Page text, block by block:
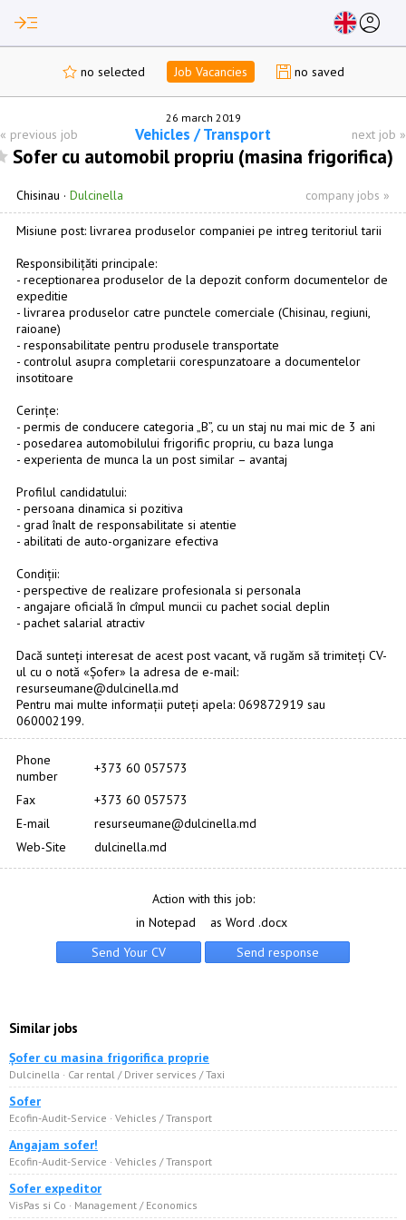
read_more account_circle
no selected Job Vacancies no saved
26 march 2019
« previous job Vehicles / Transport next job »
Sofer cu automobil propriu (masina frigorifica)
Chisinau · Dulcinella company jobs »
Misiune post: livrarea produselor companiei pe intreg teritoriul tarii
Responsibilițăti principale:
- receptionarea produselor de la depozit conform documentelor de
expeditie
- livrarea produselor catre punctele comerciale (Chisinau, regiuni,
raioane)
- responsabilitate pentru produsele transportate
- controlul asupra completarii corespunzatoare a documentelor
insotitoare
Cerințe:
- permis de conducere categoria „B”, cu un staj nu mai mic de 3 ani
- posedarea automobilului frigorific propriu, cu baza lunga
- experienta de munca la un post similar – avantaj
Profilul candidatului:
- persoana dinamica si pozitiva
- grad înalt de responsabilitate si atentie
- abilitati de auto-organizare efectiva
Condiții:
- perspective de realizare profesionala si personala
- angajare oficială în cîmpul muncii cu pachet social deplin
- pachet salarial atractiv
Dacă sunteți interesat de acest post vacant, vă rugăm să trimiteți CV-
ul cu o notă «Șofer» la adresa de e-mail:
resurseumane@dulcinella.md
Pentru mai multe informații puteți apela: 069872919 sau
060002199.
Phone
number
+373 60 057573
Fax
+373 60 057573
E-mail
resurseumane@dulcinella.md
Web-Site
dulcinella.md
Action with this job:
in Notepad
as Word .docx
Similar jobs
Șofer cu masina frigorifica proprie
Dulcinella · Car rental / Driver services / Taxi
Sofer
Ecofin-Audit-Service · Vehicles / Transport
Angajam sofer!
Ecofin-Audit-Service · Vehicles / Transport
Sofer expeditor
VisPas si Co · Management / Economics